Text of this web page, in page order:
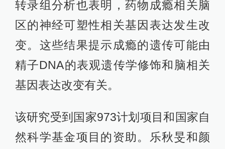
转录组分析也表明，药物成瘾相关脑
区的神经可塑性相关基因表达发生改
变。这些结果提示成瘾的遗传可能由
精子DNA的表观遗传学修饰和脑相关
基因表达改变有关。
该研究受到国家973计划项目和国家自
然科学基金项目的资助。乐秋旻和颜